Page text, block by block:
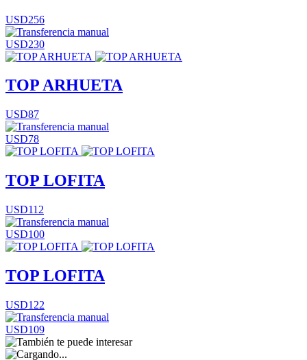
USD256
USD230
TOP ARHUETA
USD87
USD78
TOP LOFITA
USD112
USD100
TOP LOFITA
USD122
USD109